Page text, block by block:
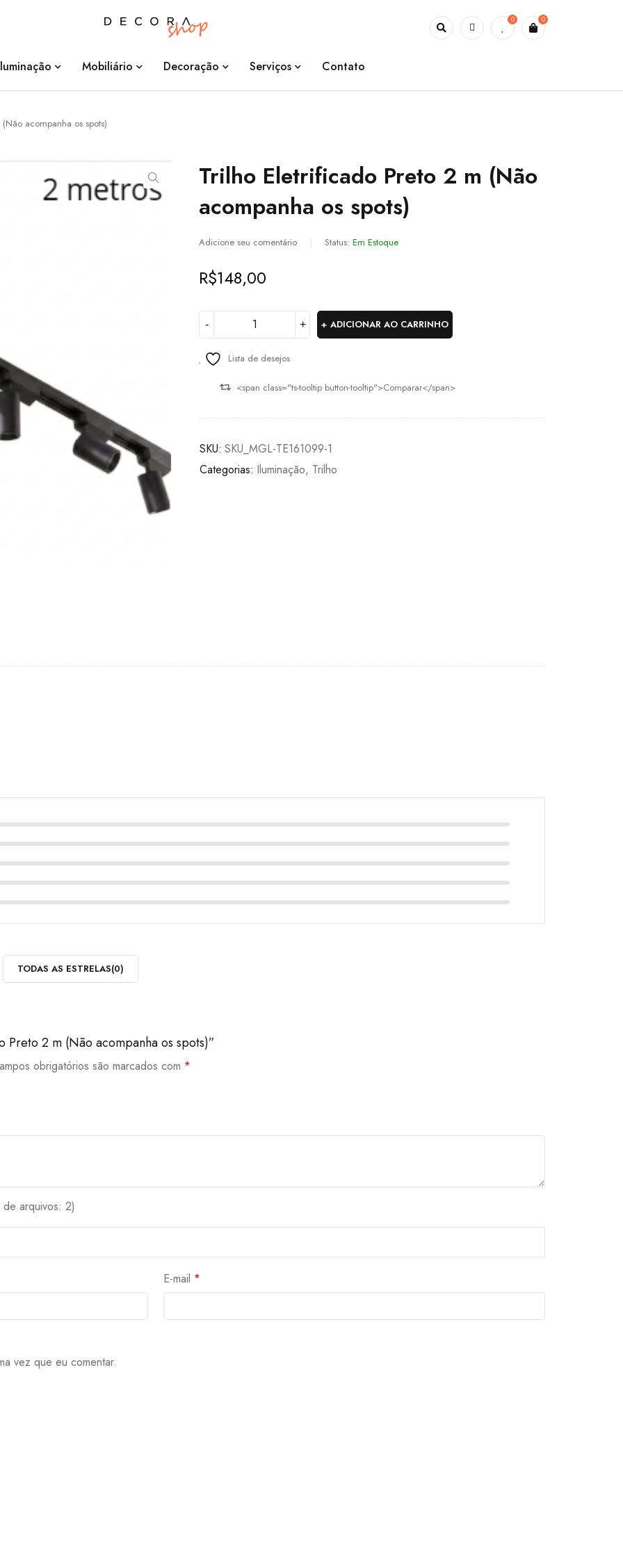
0 0
Mobiliário Decoração Serviços Contato
acompanha os spots)
Trilho Eletrificado Preto 2 m (Não
acompanha os spots)
Adicione seu comentário Status: Em Estoque
R$148,00
ADICIONAR AO CARRINHO
Lista de desejos
<span class="ts-tooltip button-tooltip">Comparar</span>
SKU: SKU_MGL-TE161099-1
Categorias: Iluminação, Trilho
TODAS AS ESTRELAS(0)
2 m (Não acompanha os spots)”
obrigatórios são marcados com *
arquivos: 2)
E-mail *
vez que eu comentar.